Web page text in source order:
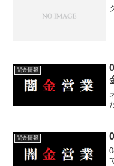
闇金情報
闇金情報